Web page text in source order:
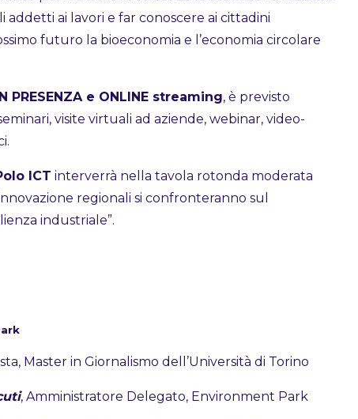
ai lavori e far conoscere ai cittadini
futuro la bioeconomia e l’economia circolare
PRESENZA e ONLINE streaming, è previsto
visite virtuali ad aziende, webinar, video-
ICT interverrà nella tavola rotonda moderata
regionali si confronteranno sul
industriale”.
Master in Giornalismo dell’Università di Torino
, Amministratore Delegato, Environment Park